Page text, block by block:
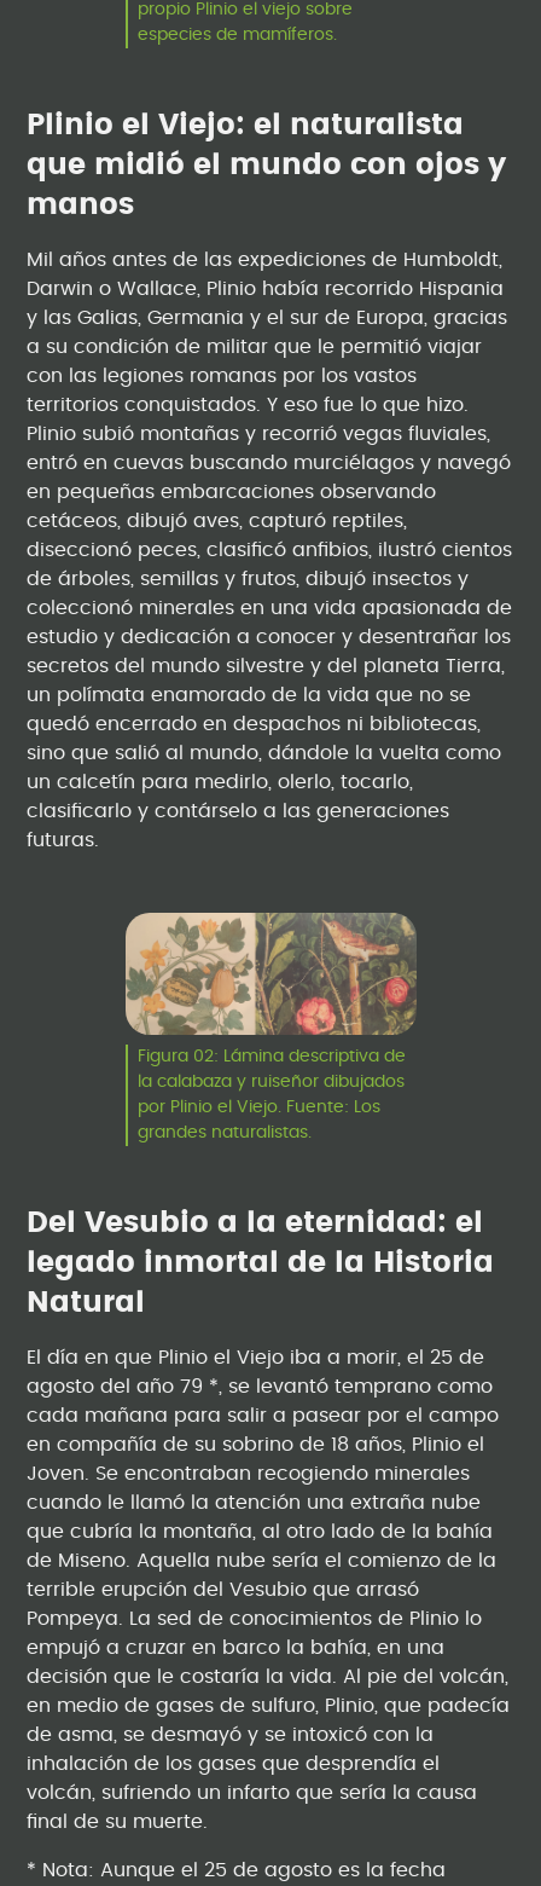
propio Plinio el viejo sobre
especies de mamíferos.
Plinio el Viejo: el naturalista
que midió el mundo con ojos y
manos
Mil años antes de las expediciones de Humboldt,
Darwin o Wallace, Plinio había recorrido Hispania
y las Galias, Germania y el sur de Europa, gracias
a su condición de militar que le permitió viajar
con las legiones romanas por los vastos
territorios conquistados. Y eso fue lo que hizo.
Plinio subió montañas y recorrió vegas fluviales,
entró en cuevas buscando murciélagos y navegó
en pequeñas embarcaciones observando
cetáceos, dibujó aves, capturó reptiles,
diseccionó peces, clasificó anfibios, ilustró cientos
de árboles, semillas y frutos, dibujó insectos y
coleccionó minerales en una vida apasionada de
estudio y dedicación a conocer y desentrañar los
secretos del mundo silvestre y del planeta Tierra,
un polímata enamorado de la vida que no se
quedó encerrado en despachos ni bibliotecas,
sino que salió al mundo, dándole la vuelta como
un calcetín para medirlo, olerlo, tocarlo,
clasificarlo y contárselo a las generaciones
futuras.
Figura 02: Lámina descriptiva de
la calabaza y ruiseñor dibujados
por Plinio el Viejo. Fuente: Los
grandes naturalistas.
Del Vesubio a la eternidad: el
legado inmortal de la Historia
Natural
El día en que Plinio el Viejo iba a morir, el 25 de
agosto del año 79 *, se levantó temprano como
cada mañana para salir a pasear por el campo
en compañía de su sobrino de 18 años, Plinio el
Joven. Se encontraban recogiendo minerales
cuando le llamó la atención una extraña nube
que cubría la montaña, al otro lado de la bahía
de Miseno. Aquella nube sería el comienzo de la
terrible erupción del Vesubio que arrasó
Pompeya. La sed de conocimientos de Plinio lo
empujó a cruzar en barco la bahía, en una
decisión que le costaría la vida. Al pie del volcán,
en medio de gases de sulfuro, Plinio, que padecía
de asma, se desmayó y se intoxicó con la
inhalación de los gases que desprendía el
volcán, sufriendo un infarto que sería la causa
final de su muerte.
* Nota: Aunque el 25 de agosto es la fecha